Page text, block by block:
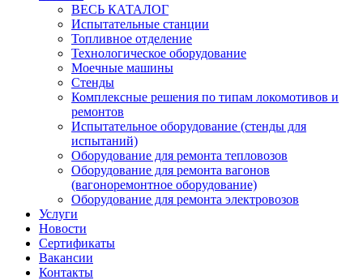
ВЕСЬ КАТАЛОГ
Испытательные станции
Топливное отделение
Технологическое оборудование
Моечные машины
Стенды
Комплексные решения по типам локомотивов и
ремонтов
Испытательное оборудование (стенды для
испытаний)
Оборудование для ремонта тепловозов
Оборудование для ремонта вагонов
(вагоноремонтное оборудование)
Оборудование для ремонта электровозов
Услуги
Новости
Сертификаты
Вакансии
Контакты